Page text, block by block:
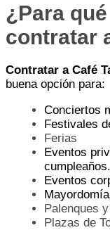
¿Para
contratar
Contratar a Café
buena opción para:
Conciertos
Festivales
Ferias
Eventos
cumpleaños.
Eventos
Palenques
Plazas de